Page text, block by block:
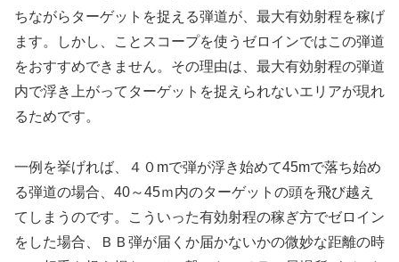
ちながらターゲットを捉える弾道が、最大有効射程を稼げ
ます。しかし、ことスコープを使うゼロインではこの弾道
をおすすめできません。その理由は、最大有効射程の弾道
内で浮き上がってターゲットを捉えられないエリアが現れ
るためです。
一例を挙げれば、４０mで弾が浮き始めて45mで落ち始め
る弾道の場合、40～45ｍ内のターゲットの頭を飛び越え
てしまうのです。こういった有効射程の稼ぎ方でゼロイン
をした場合、ＢＢ弾が届くか届かないかの微妙な距離の時